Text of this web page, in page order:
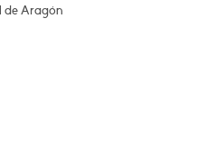
de Aragón